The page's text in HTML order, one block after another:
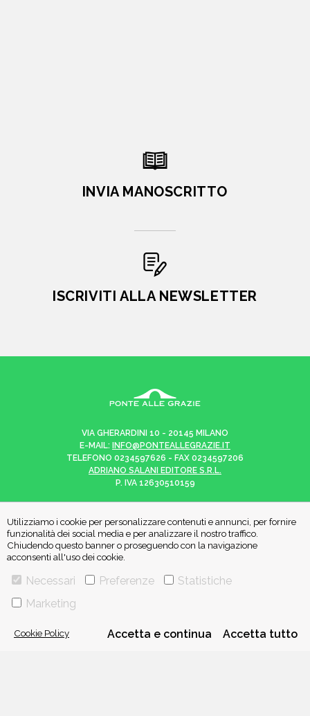
Utilizziamo i cookie per personalizzare contenuti e annunci, per fornire
funzionalità dei social media e per analizzare il nostro traffico.
Chiudendo questo banner o proseguendo con la navigazione
acconsenti all'uso dei cookie.
Necessari Preferenze
Statistiche
Marketing
Cookie Policy Accetta e continua Accetta tutto
INVIA MANOSCRITTO
ISCRIVITI ALLA NEWSLETTER
VIA GHERARDINI 10 - 20145 MILANO
E-MAIL: INFO@PONTEALLEGRAZIE.IT
TELEFONO 0234597626 - FAX 0234597206
ADRIANO SALANI EDITORE S.R.L.
P. IVA 12630510159
CHI SIAMO CONTATTI
PRIVACY POLICY COOKIE POLICY
Una casa editrice delGruppo editoriale Mauri Spagnol